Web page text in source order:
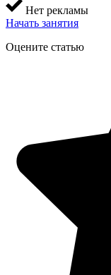
Нет рекламы
Начать занятия
Оцените статью